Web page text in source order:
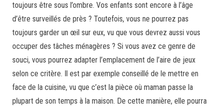
toujours être sous l’ombre. Vos enfants sont encore à l’âge
d’être surveillés de près ? Toutefois, vous ne pourrez pas
toujours garder un œil sur eux, vu que vous devrez aussi vous
occuper des tâches ménagères ? Si vous avez ce genre de
souci, vous pourrez adapter l’emplacement de l’aire de jeux
selon ce critère. Il est par exemple conseillé de le mettre en
face de la cuisine, vu que c’est la pièce où maman passe la
plupart de son temps à la maison. De cette manière, elle pourra